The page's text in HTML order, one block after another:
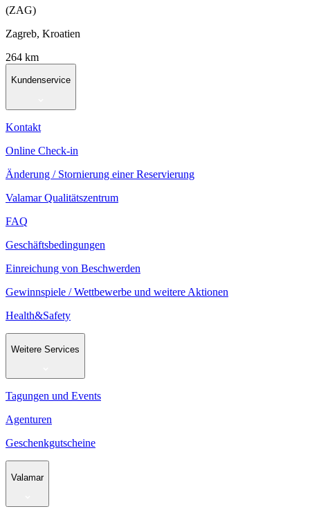
(ZAG)
Zagreb, Kroatien
264 km
Kundenservice
Kontakt
Online Check-in
Änderung / Stornierung einer Reservierung
Valamar Qualitätszentrum
FAQ
Geschäftsbedingungen
Einreichung von Beschwerden
Gewinnspiele / Wettbewerbe und weitere Aktionen
Health&Safety
Weitere Services
Tagungen und Events
Agenturen
Geschenkgutscheine
Valamar